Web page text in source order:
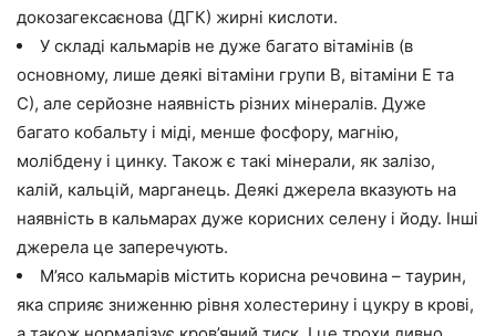
докозагексаєнова (ДГК) жирні кислоти.
У складі кальмарів не дуже багато вітамінів (в
основному, лише деякі вітаміни групи В, вітаміни Е та
С), але серйозне наявність різних мінералів. Дуже
багато кобальту і міді, менше фосфору, магнію,
молібдену і цинку. Також є такі мінерали, як залізо,
калій, кальцій, марганець. Деякі джерела вказують на
наявність в кальмарах дуже корисних селену і йоду. Інші
джерела це заперечують.
М’ясо кальмарів містить корисна речовина – таурин,
яка сприяє зниженню рівня холестерину і цукру в крові,